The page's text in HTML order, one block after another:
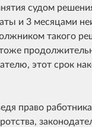
судом
и 3 месяцами
такого
этот срок
право